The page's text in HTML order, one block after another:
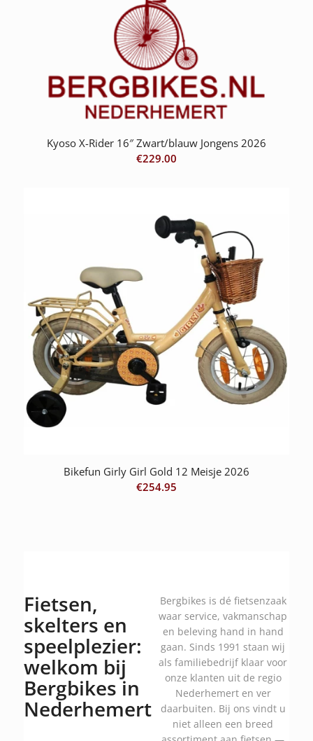
Kyoso X-Rider 16″ Zwart/blauw Jongens 2026
€229.00
Bikefun Girly Girl Gold 12 Meisje 2026
€254.95
Fietsen,
skelters en
speelplezier:
welkom bij
Bergbikes in
Nederhemert
Bergbikes is dé fietsenzaak
waar service, vakmanschap
en beleving hand in hand
gaan. Sinds 1991 staan wij
als familiebedrijf klaar voor
onze klanten uit de regio
Nederhemert en ver
daarbuiten. Bij ons vindt u
niet alleen een breed